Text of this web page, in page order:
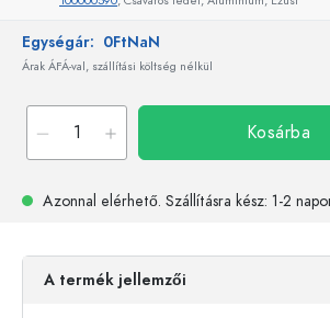
Egységár: 0FtNaN
Árak ÁFÁ-val, szállítási költség nélkül
Kosárba
Azonnal elérhető. Szállításra kész: 1-2
A termék jellemzői